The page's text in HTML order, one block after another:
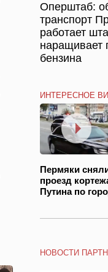
Оперштаб:
транспорт
работает
наращивает
бензина
ИНТЕРЕСНОЕ
Пермяки
проезд
Путина по
НОВОСТИ